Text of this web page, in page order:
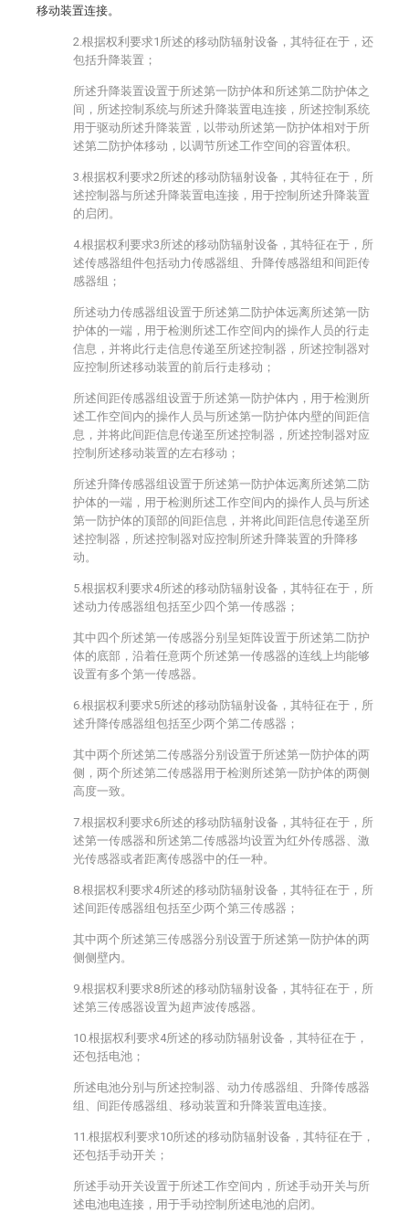
移动装置连接。
2.根据权利要求1所述的移动防辐射设备，其特征在于，还
包括升降装置；
所述升降装置设置于所述第一防护体和所述第二防护体之
间，所述控制系统与所述升降装置电连接，所述控制系统
用于驱动所述升降装置，以带动所述第一防护体相对于所
述第二防护体移动，以调节所述工作空间的容置体积。
3.根据权利要求2所述的移动防辐射设备，其特征在于，所
述控制器与所述升降装置电连接，用于控制所述升降装置
的启闭。
4.根据权利要求3所述的移动防辐射设备，其特征在于，所
述传感器组件包括动力传感器组、升降传感器组和间距传
感器组；
所述动力传感器组设置于所述第二防护体远离所述第一防
护体的一端，用于检测所述工作空间内的操作人员的行走
信息，并将此行走信息传递至所述控制器，所述控制器对
应控制所述移动装置的前后行走移动；
所述间距传感器组设置于所述第一防护体内，用于检测所
述工作空间内的操作人员与所述第一防护体内壁的间距信
息，并将此间距信息传递至所述控制器，所述控制器对应
控制所述移动装置的左右移动；
所述升降传感器组设置于所述第一防护体远离所述第二防
护体的一端，用于检测所述工作空间内的操作人员与所述
第一防护体的顶部的间距信息，并将此间距信息传递至所
述控制器，所述控制器对应控制所述升降装置的升降移
动。
5.根据权利要求4所述的移动防辐射设备，其特征在于，所
述动力传感器组包括至少四个第一传感器；
其中四个所述第一传感器分别呈矩阵设置于所述第二防护
体的底部，沿着任意两个所述第一传感器的连线上均能够
设置有多个第一传感器。
6.根据权利要求5所述的移动防辐射设备，其特征在于，所
述升降传感器组包括至少两个第二传感器；
其中两个所述第二传感器分别设置于所述第一防护体的两
侧，两个所述第二传感器用于检测所述第一防护体的两侧
高度一致。
7.根据权利要求6所述的移动防辐射设备，其特征在于，所
述第一传感器和所述第二传感器均设置为红外传感器、激
光传感器或者距离传感器中的任一种。
8.根据权利要求4所述的移动防辐射设备，其特征在于，所
述间距传感器组包括至少两个第三传感器；
其中两个所述第三传感器分别设置于所述第一防护体的两
侧侧壁内。
9.根据权利要求8所述的移动防辐射设备，其特征在于，所
述第三传感器设置为超声波传感器。
10.根据权利要求4所述的移动防辐射设备，其特征在于，
还包括电池；
所述电池分别与所述控制器、动力传感器组、升降传感器
组、间距传感器组、移动装置和升降装置电连接。
11.根据权利要求10所述的移动防辐射设备，其特征在于，
还包括手动开关；
所述手动开关设置于所述工作空间内，所述手动开关与所
述电池电连接，用于手动控制所述电池的启闭。